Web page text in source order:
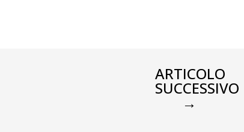
ARTICOLO
SUCCESSIVO
→